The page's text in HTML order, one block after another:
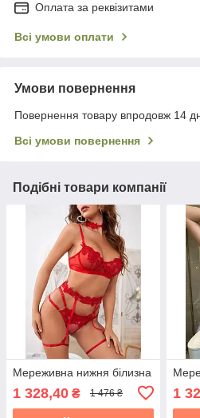
Оплата за реквізитами
Всі умови оплати
Умови повернення
Повернення товару впродовж 14
Всі умови повернення
Подібні товари компанії
Мереживна нижня білизна
1 328,40 ₴ 1 476 ₴ 1